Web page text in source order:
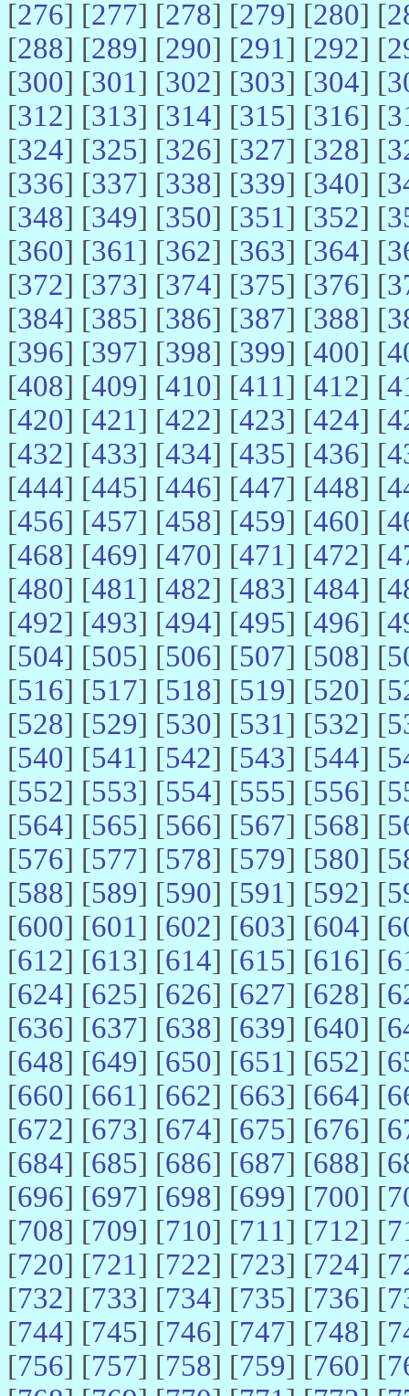
[276] [277] [278] [279] [280] [
[288] [289] [290] [291] [292] [
[300] [301] [302] [303] [304] [
[312] [313] [314] [315] [316] [
[324] [325] [326] [327] [328] [
[336] [337] [338] [339] [340] [
[348] [349] [350] [351] [352] [
[360] [361] [362] [363] [364] [
[372] [373] [374] [375] [376] [
[384] [385] [386] [387] [388] [
[396] [397] [398] [399] [400] [
[408] [409] [410] [411] [412] [
[420] [421] [422] [423] [424] [
[432] [433] [434] [435] [436] [
[444] [445] [446] [447] [448] [
[456] [457] [458] [459] [460] [
[468] [469] [470] [471] [472] [
[480] [481] [482] [483] [484] [
[492] [493] [494] [495] [496] [
[504] [505] [506] [507] [508] [
[516] [517] [518] [519] [520] [
[528] [529] [530] [531] [532] [
[540] [541] [542] [543] [544] [
[552] [553] [554] [555] [556] [
[564] [565] [566] [567] [568] [
[576] [577] [578] [579] [580] [
[588] [589] [590] [591] [592] [
[600] [601] [602] [603] [604] [
[612] [613] [614] [615] [616] [
[624] [625] [626] [627] [628] [
[636] [637] [638] [639] [640] [
[648] [649] [650] [651] [652] [
[660] [661] [662] [663] [664] [
[672] [673] [674] [675] [676] [
[684] [685] [686] [687] [688] [
[696] [697] [698] [699] [700] [
[708] [709] [710] [711] [712] [
[720] [721] [722] [723] [724] [
[732] [733] [734] [735] [736] [
[744] [745] [746] [747] [748] [
[756] [757] [758] [759] [760] [